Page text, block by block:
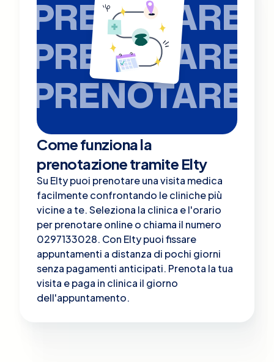
PRENOTARE
PRENOTARE
PRENOTARE
Come funziona la
prenotazione tramite Elty
Su Elty puoi prenotare una visita medica
facilmente confrontando le cliniche più
vicine a te. Seleziona la clinica e l'orario
per prenotare online o chiama il numero
0297133028. Con Elty puoi fissare
appuntamenti a distanza di pochi giorni
senza pagamenti anticipati. Prenota la tua
visita e paga in clinica il giorno
dell'appuntamento.